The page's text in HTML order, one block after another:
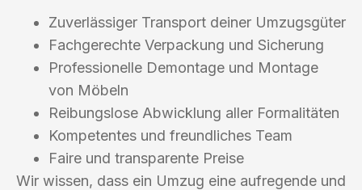
Zuverlässiger Transport deiner Umzugsgüter
Fachgerechte Verpackung und Sicherung
Professionelle Demontage und Montage
von Möbeln
Reibungslose Abwicklung aller Formalitäten
Kompetentes und freundliches Team
Faire und transparente Preise
Wir wissen, dass ein Umzug eine aufregende und